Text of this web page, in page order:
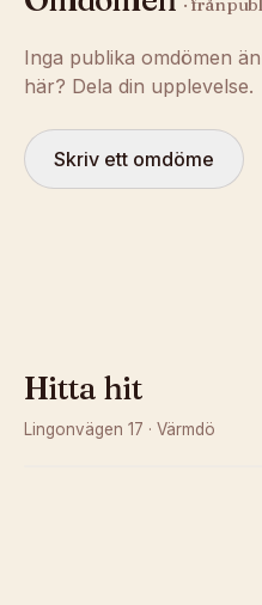
Inga publika omdömen
här? Dela din upplevelse.
Skriv ett omdöme
Hitta hit
Lingonvägen 17 · Värmdö